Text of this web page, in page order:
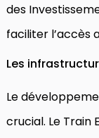
des
faciliter l’accès
Les
Le
crucial. Le Train